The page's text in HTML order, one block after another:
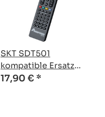
SKT SDT501
kompatible Ersatz
Fernbedienung
17,90 € *